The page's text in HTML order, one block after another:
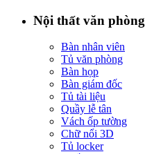
Nội thất văn phòng
Bàn nhân viên
Tủ văn phòng
Bàn họp
Bàn giám đốc
Tủ tài liệu
Quầy lễ tân
Vách ốp tường
Chữ nổi 3D
Tủ locker